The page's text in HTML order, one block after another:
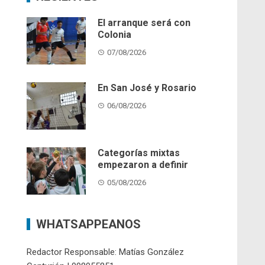
El arranque será con
Colonia
07/08/2026
En San José y Rosario
06/08/2026
Categorías mixtas
empezaron a definir
05/08/2026
WHATSAPPEANOS
Redactor Responsable: Matías González